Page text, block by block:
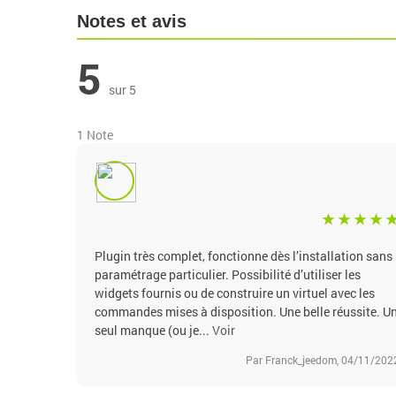
Notes et avis
5 sur 5
1 Note
Plugin très complet, fonctionne dès l’installation sans
paramétrage particulier. Possibilité d’utiliser les
widgets fournis ou de construire un virtuel avec les
commandes mises à disposition. Une belle réussite.
seul manque (ou je... Voir
Par Franck_jeedom, 04/11/